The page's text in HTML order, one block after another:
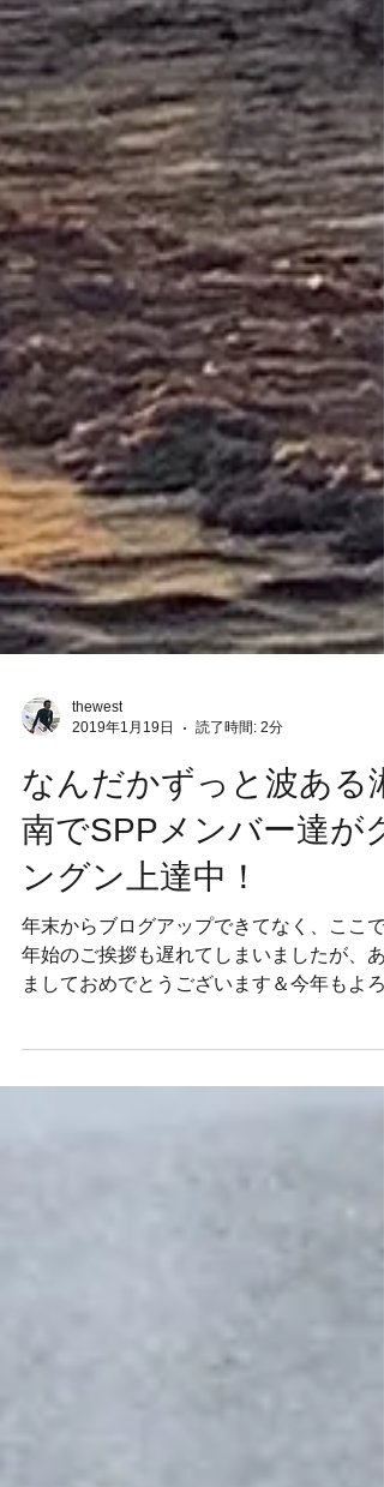
2019年1月19日
読了時間: 2分
なんだかずっと波ある湘
南でSPPメンバー達がグ
ングン上達中！
年末からブログアップできてなく、ここで
年始のご挨拶も遅れてしまいましたが、あ
くお願いします！ 年明けから20経とうと言
う今日ですが、波を選ばなければできてな